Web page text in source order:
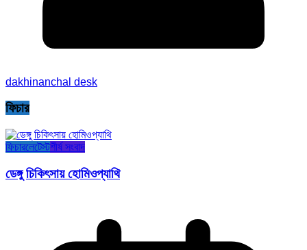
dakhinanchal desk
ফিচার
ফিচারলেটেস্টশীর্ষ সংবাদ
ডেঙ্গু চিকিৎসায় হোমিওপ্যাথি